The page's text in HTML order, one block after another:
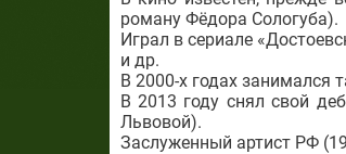
роману Фёдора Сологуба).
Играл в сериале
и др.
В 2000-х годах
В 2013 году снял свой
Львовой).
Заслуженный артист РФ